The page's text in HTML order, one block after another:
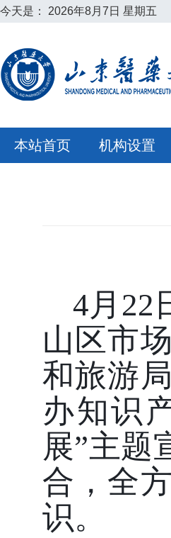
今天是： 2026年8月7日 星期五
本站首页 机构设置
4月22
山区市
和旅游
办知识
展”主题
合，全
识。